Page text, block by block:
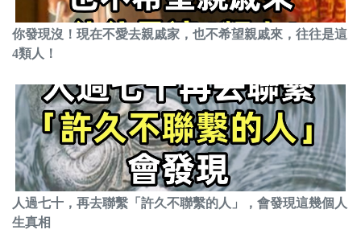
你發現沒！現在不愛去親戚家，也不希望親戚來，往往是這
4類人！
人過七十，再去聯繫「許久不聯繫的人」，會發現這幾個人
生真相